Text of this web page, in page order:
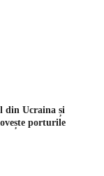
din Ucraina și
porturile